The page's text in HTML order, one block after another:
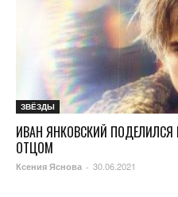
ЗВЁЗДЫ
ИВАН ЯНКОВСКИЙ ПОДЕЛИЛСЯ
ОТЦОМ
Ксения Яснова - 30.06.2021